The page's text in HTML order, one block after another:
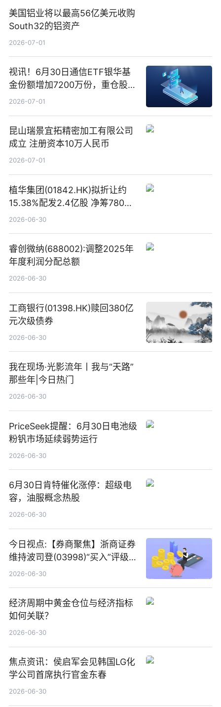
美国铝业将以最高56亿美元收购
South32的铝资产
2026-07-01
视讯！6月30日通信ETF银华基
金份额增加7200万份，重仓股新
易盛、中际旭创、立讯精密
2026-07-01
昆山瑞景宜拓精密加工有限公司
成立 注册资本10万人民币
2026-07-01
植华集团(01842.HK)拟折让约
15.38%配发2.4亿股 净筹780万
港元
2026-06-30
睿创微纳(688002):调整2025年
年度利润分配总额
2026-06-30
工商银行(01398.HK)赎回380亿
元次级债券
2026-06-30
我在现场·光影流年丨我与“天路”
那些年|今日热门
2026-06-30
PriceSeek提醒：6月30日电池级
粉钒市场延续弱势运行
2026-06-30
6月30日肯特催化涨停：超级电
容，油服概念热股
2026-06-30
今日视点:【券商聚焦】浙商证券
维持波司登(03998)“买入”评级
指其业绩高质量稳增长
2026-06-30
经济周期中黄金仓位与经济指标
如何关联？
2026-06-30
焦点资讯：侯启军会见韩国LG化
学公司首席执行官金东春
2026-06-30